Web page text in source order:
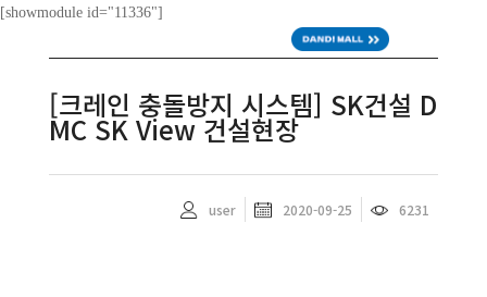
[showmodule id="11336"]
[크레인 충돌방지 시스템] SK건설 D
MC SK View 건설현장
user 2020-09-25 6231